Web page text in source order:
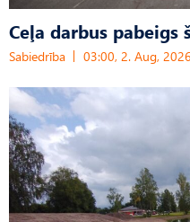
Ceļa darbus pabeigs
Sabiedrība 03:00, 2. Aug, 2026